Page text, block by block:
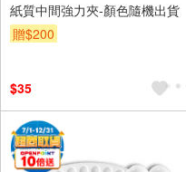
紙質中間強力夾-顏色隨機出貨
贈$200
$35